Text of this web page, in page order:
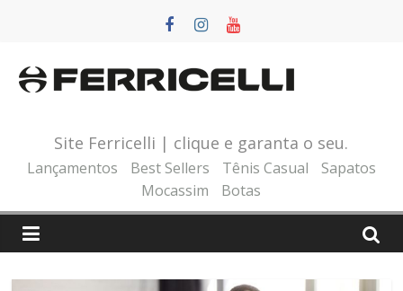
conteúdo
Site Ferricelli | clique e garanta o seu.
Lançamentos Best Sellers Tênis Casual
Sapatos
Mocassim
Botas